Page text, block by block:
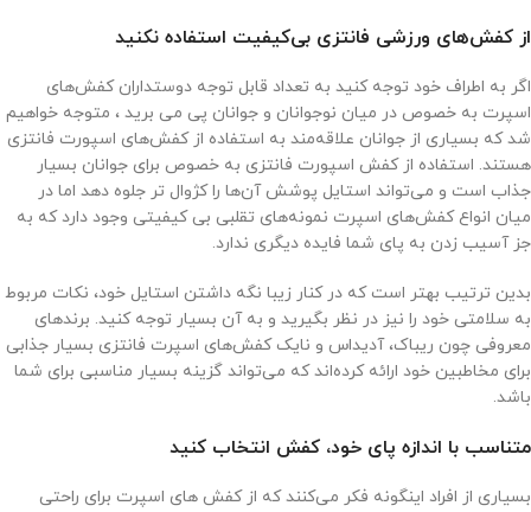
از کفش‌های ورزشی فانتزی بی‌کیفیت استفاده نکنید
اگر به اطراف خود توجه کنید به تعداد قابل توجه دوستداران کفش‌های
اسپرت به خصوص در میان نوجوانان و جوانان پی می برید ، متوجه خواهیم
شد که بسیاری از جوانان علاقه‌مند به استفاده از کفش‌های اسپورت فانتزی
هستند. استفاده از کفش اسپورت فانتزی به خصوص برای جوانان بسیار
جذاب است و ‌می‌تواند استایل پوشش آن‌ها را کژوال تر جلوه دهد اما در
میان انواع کفش‌های اسپرت نمونه‌های تقلبی بی کیفیتی وجود دارد که به
جز آسیب زدن به پای شما فایده دیگری ندارد.
بدین ترتیب بهتر است که در کنار زیبا نگه داشتن استایل خود، نکات مربوط
به سلامتی خود را نیز در نظر بگیرید و به آن بسیار توجه کنید. برندهای
معروفی چون ریباک، آدیداس و نایک کفش‌های اسپرت فانتزی بسیار جذابی
برای مخاطبین خود ارائه کرده‌اند که می‌تواند گزینه بسیار مناسبی برای شما
باشد.
متناسب با اندازه پای خود، کفش انتخاب کنید
بسیاری از افراد اینگونه فکر می‌کنند که از کفش های اسپرت برای راحتی